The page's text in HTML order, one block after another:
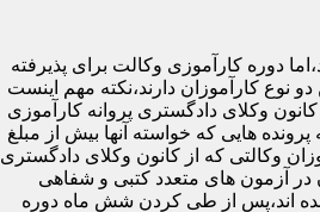
هستند تا دوره کارآموزی وکالت را بگذرانند،اما دوره کارآموزی وکالت برای پذیرفته
نوع کارآموزان دارند،نکته مهم اینست
وکلای دادگستری پروانه کارآموزی
هایی که خواسته آنها بیش از مبلغ
وکالتی که از کانون وکلای دادگستری
آزمون های متعدد کتبی و شفاهی
یک دریافت کنند.در مقابل،کارآموزان وکالتی که در آزمون مرکز وکلا و مشاوران حقوقی قوه قضائیه (ماده 187) پذیرفته شده اند،پس از طی کردن شش ماه دوره